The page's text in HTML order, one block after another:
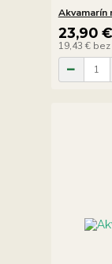
Akvamarín
23,90 €
19,43 € bez